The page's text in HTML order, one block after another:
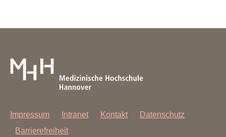
Impressum Intranet Kontakt
Datenschutz
Barrierefreiheit